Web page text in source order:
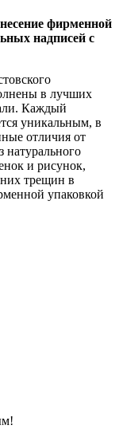
фирменной
надписей с
в лучших
Каждый
уникальным, в
отличия от
натурального
и рисунок,
трещин в
упаковкой